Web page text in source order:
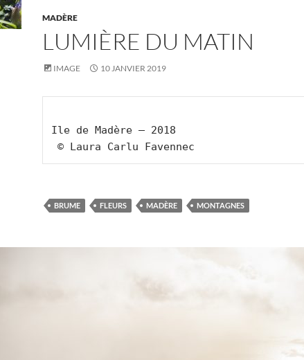
MADÈRE
LUMIÈRE DU MATIN
IMAGE 10 JANVIER 2019
Ile de Madère – 2018
© Laura Carlu Favennec
BRUME FLEURS MADÈRE MONTAGNES